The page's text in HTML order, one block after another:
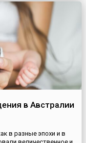
философии.
в Австралии
в разные эпохи и в